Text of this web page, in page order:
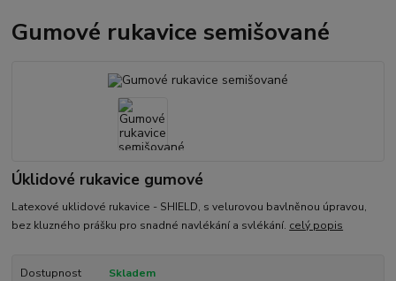
Gumové rukavice semišované
Úklidové rukavice gumové
Latexové uklidové rukavice - SHIELD, s velurovou bavlněnou úpravou,
bez kluzného prášku pro snadné navlékání a svlékání. celý popis
Dostupnost
Skladem